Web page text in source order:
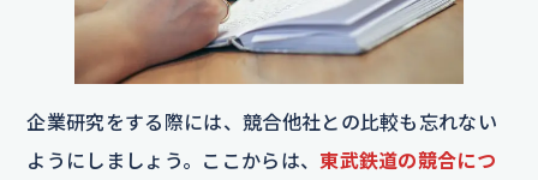
企業研究をする際には、競合他社との比較も忘れない
ようにしましょう。ここからは、 東武鉄道の競合につ